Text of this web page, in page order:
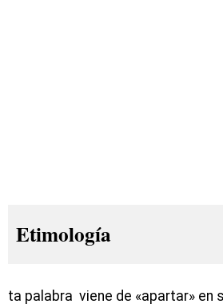
Etimología
ta palabra viene de «apartar» en